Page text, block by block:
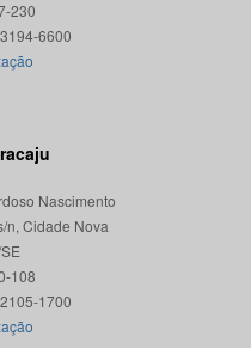
230
Nascimento
n, Cidade Nova
108